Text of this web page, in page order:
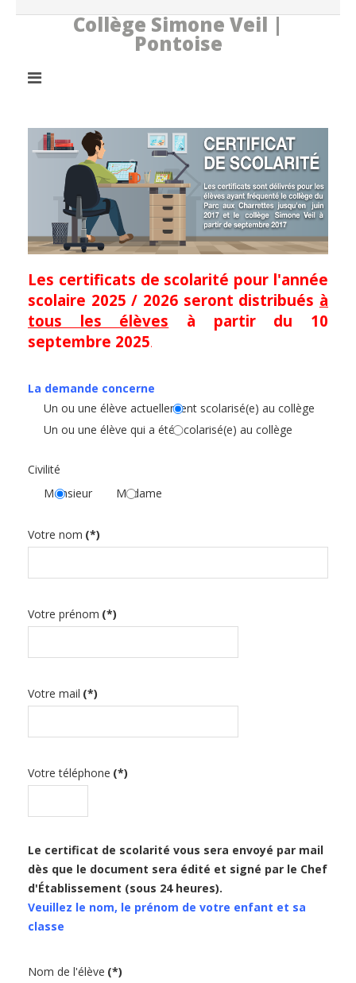
Collège Simone Veil |
Pontoise
Les certificats de scolarité pour l'année
scolaire 2025 / 2026 seront distribués à
tous les élèves à partir du 10
septembre 2025.
La demande concerne
Un ou une élève actuellement scolarisé(e) au collège
Un ou une élève qui a été scolarisé(e) au collège
Civilité
Monsieur
Madame
Votre nom (*)
Votre prénom (*)
Votre mail (*)
Votre téléphone (*)
Le certificat de scolarité vous sera envoyé par mail
dès que le document sera édité et signé par le Chef
d'Établissement (sous 24 heures).
Veuillez le nom, le prénom de votre enfant et sa
classe
Nom de l'élève (*)